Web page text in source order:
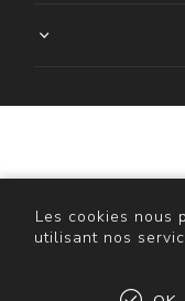
Copyright © 2026
Les cookies nous
utilisant nos